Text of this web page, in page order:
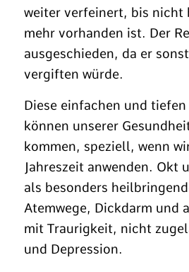
weiter verfeinert, bis nicht
mehr vorhanden ist. Der
ausgeschieden, da er
vergiften würde.
Diese einfachen und
können unserer
kommen, speziell, wenn
Jahreszeit anwenden. Okt
als besonders
Atemwege, Dickdarm und
mit Traurigkeit, nicht
und Depression.